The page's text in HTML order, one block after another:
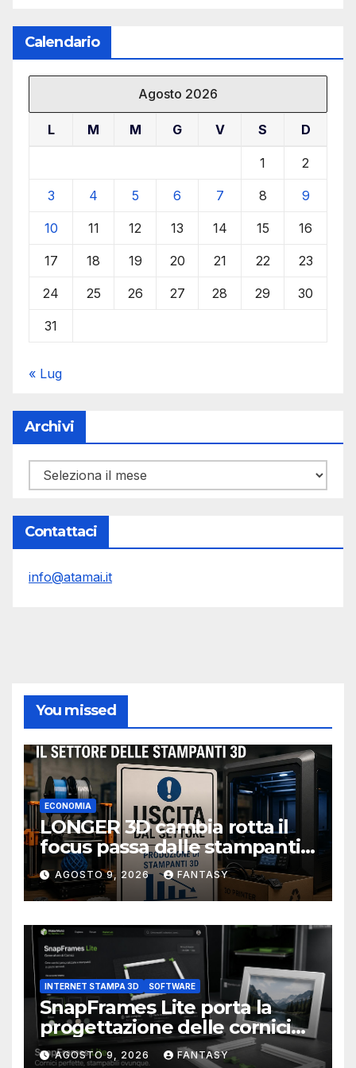
Calendario
Agosto 2026
L M M G V S D
1 2
3 4 5 6 7 8 9
10 11 12 13 14 15 16
17 18 19 20 21 22 23
24 25 26 27 28 29 30
31
« Lug
Archivi
Archivi
Contattaci
info@atamai.it
You missed
ECONOMIA
LONGER 3D cambia rotta il
focus passa dalle stampanti
3D alla stampa UV?
AGOSTO 9, 2026 FANTASY
INTERNET STAMPA 3D SOFTWARE
SnapFrames Lite porta la
progettazione delle cornici
personalizzate direttamente
AGOSTO 9, 2026 FANTASY